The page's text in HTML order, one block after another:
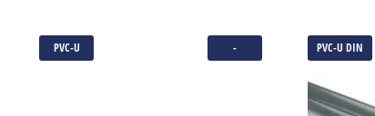
PVC-U - PVC-U DIN